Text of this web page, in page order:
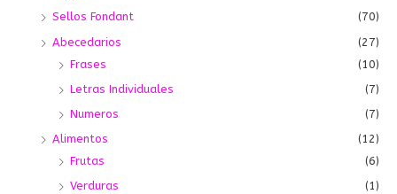
Sellos Fondant
(70)
Abecedarios
(27)
Frases
(10)
Letras Individuales
(7)
Numeros
(7)
Alimentos
(12)
Frutas
(6)
Verduras
(1)